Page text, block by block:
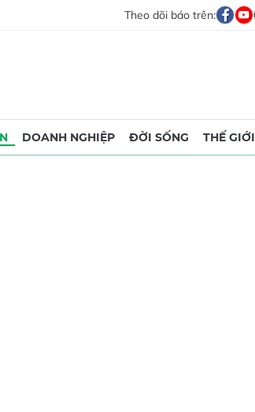
Theo dõi báo trên:
DOANH NGHIỆP ĐỜI SỐNG THẾ GIỚI